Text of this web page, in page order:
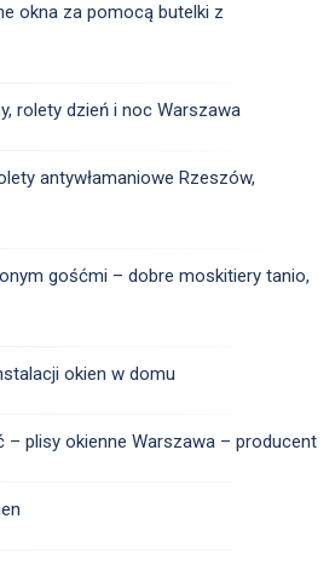
okna za pomocą butelki z
rolety dzień i noc Warszawa
antywłamaniowe Rzeszów,
gośćmi – dobre moskitiery tanio,
okien w domu
– plisy okienne Warszawa – producent